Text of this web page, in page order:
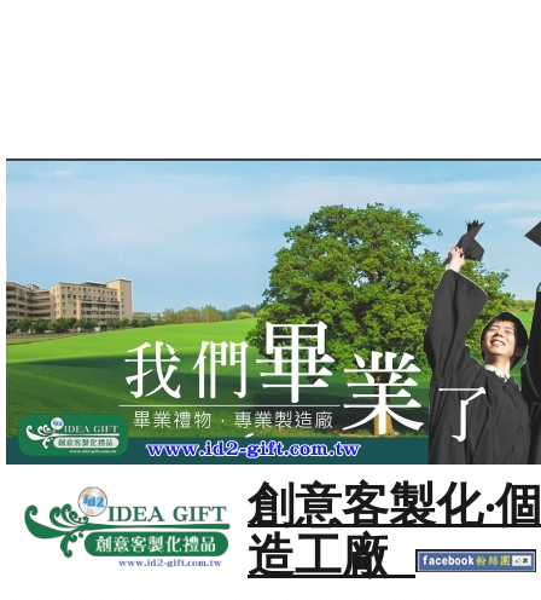
創意客製化‧
造工廠